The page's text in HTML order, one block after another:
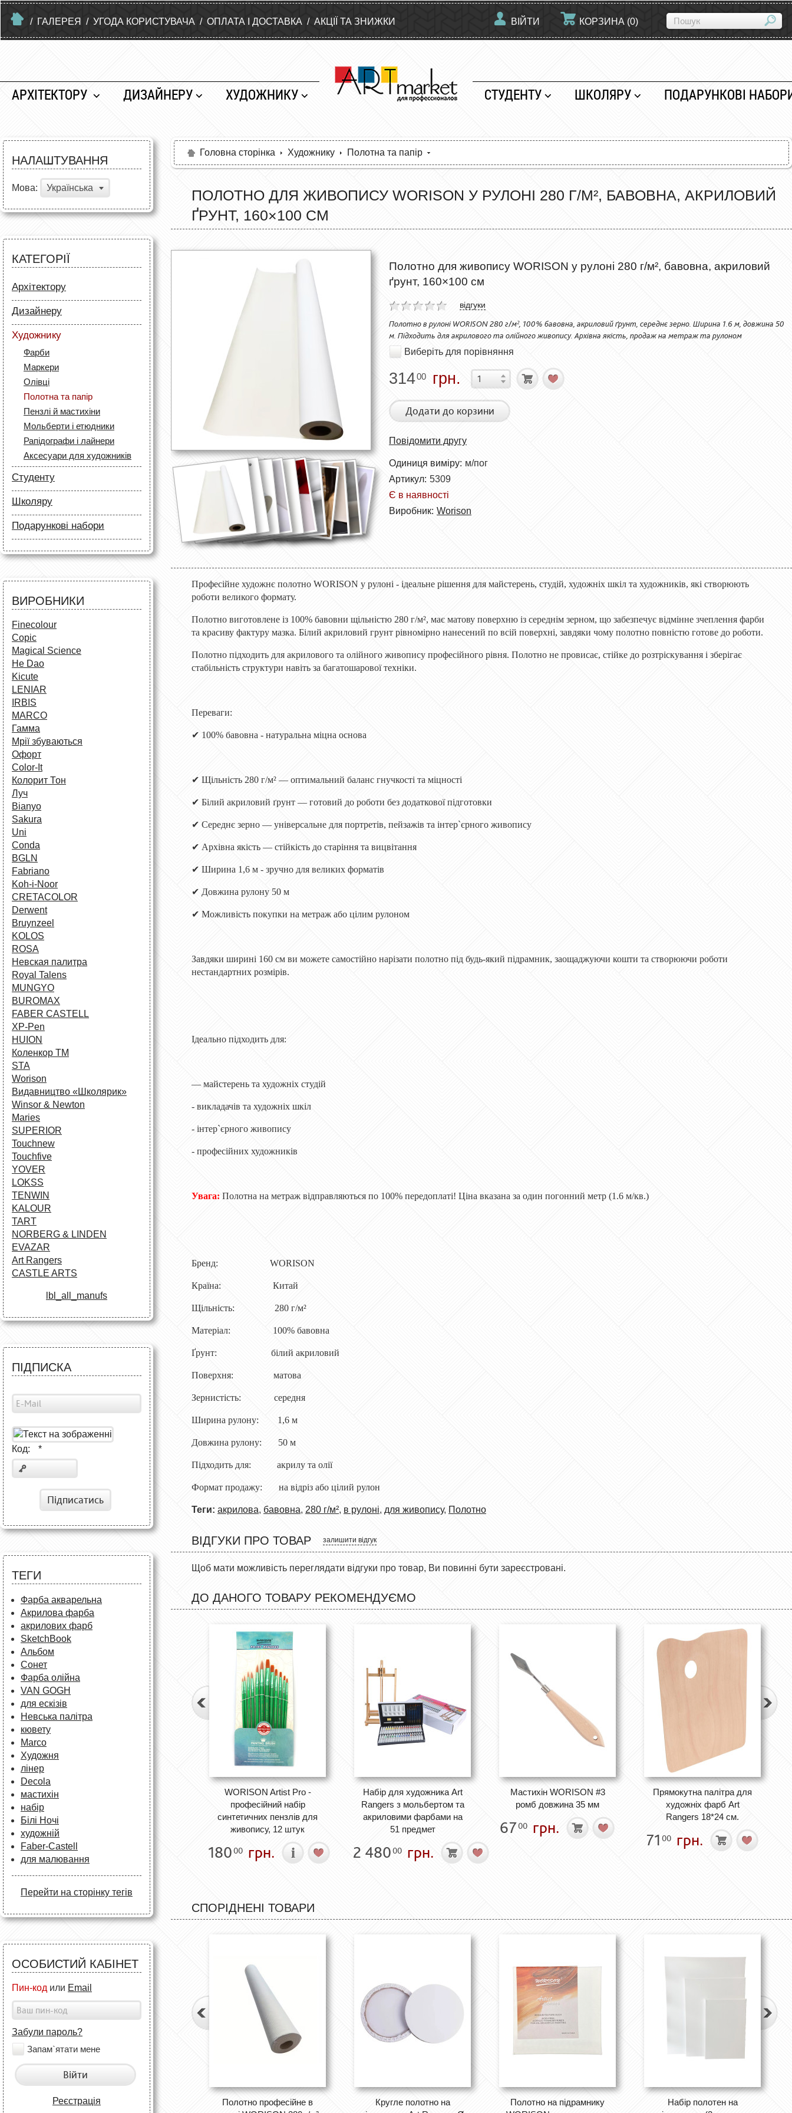
/ ГАЛЕРЕЯ / УГОДА КОРИСТУВАЧА / ОПЛАТА І ДОСТАВКА / АКЦІЇ ТА ЗНИЖКИ ВІЙТИ КОРЗИНА (0)
АРХІТЕКТОРУ ДИЗАЙНЕРУ ХУДОЖНИКУ СТУДЕНТУ ШКОЛЯРУ ПОДАРУНКОВІ
НАЛАШТУВАННЯ
Мова: Українська
КАТЕГОРІЇ
Архітектору
Папір
Лайнери
Маркери
Олівці
Аксесуари для архітекторів
Дизайнеру
Папір
Олівці
Скетч маркери
Лайнери (рапідографи)
Аксесуари для дизайнерів
Художнику
Фарби
Маркери
Олівці
Полотна та папір
Пензлі й мастихіни
Мольберти і етюдники
Рапідографи і лайнери
Аксесуари для художників
Студенту
Папір
Лайнери
Маркери
Олівці
Все для креслення
Школяру
Папір
Маркери
Все для креслення
Все для творчості
Аксесуари для школярів
Подарункові набори
Олівці
Фарби та пензлі
ВИРОБНИКИ
Finecolour
Copic
Magical Science
He Dao
Kicute
LENIAR
IRBIS
MARCO
Гамма
Мрії збуваються
Офорт
Сolor-It
Колорит Тон
Луч
Bianyo
Sakura
Uni
Conda
BGLN
Fabriano
Koh-i-Noor
CRETACOLOR
Derwent
Bruynzeel
KOLOS
ROSA
Невская палитра
Royal Talens
MUNGYO
BUROMAX
FABER CASTELL
XP-Pen
HUION
Коленкор ТМ
STA
Worison
Видавництво «Школярик»
Winsor & Newton
Maries
SUPERIOR
Touchnew
Touchfive
YOVER
LOKSS
TENWIN
KALOUR
TART
NORBERG & LINDEN
EVAZAR
Art Rangers
CASTLE ARTS
lbl_all_manufs
ПІДПИСКА
Код: *
Підписатись
ТЕГИ
Фарба акварельна
Акрилова фарба
акрилових фарб
SketchBook
Альбом
Сонет
Фарба олійна
VAN GOGH
для ескізів
Невська палітра
кювету
Marco
Художня
лінер
Decola
мастихін
набір
Білі Ночі
художній
Faber-Castell
для малювання
Перейти на сторінку тегів
ОСОБИСТИЙ КАБІНЕТ
Пин-код или Email
Забули пароль?
Запам`ятати мене
Війти
Реєстрація
Головна сторінка Художнику Полотна та папір
ПОЛОТНО ДЛЯ ЖИВОПИСУ WORISON У РУЛОНІ 280 Г/М², БАВОВНА, АКРИЛОВИЙ
ҐРУНТ, 160×100 СМ
Полотно для живопису WORISON у рулоні 280 г/м², бавовна, акриловий
ґрунт, 160×100 см
відгуки
Полотно в рулоні WORISON 280 г/м², 100% бавовна, акриловий ґрунт, середнє зерно. Ширина 1.6 м, довжина 50
м. Підходить для акрилового та олійного живопису. Архівна якість, продаж на метраж та рулоном
Виберіть для порівняння
31400 грн.
Додати до корзини
Повідомити другу
Одиниця виміру: м/пог
Артикул: 5309
Є в наявності
Виробник: Worison
Професійне художнє полотно WORISON у рулоні - ідеальне рішення для майстерень, студій, художніх шкіл та художників, які створюють
роботи великого формату.
Полотно виготовлене із 100% бавовни щільністю 280 г/м², має матову поверхню із середнім зерном, що забезпечує відмінне зчеплення фарби
та красиву фактуру мазка. Білий акриловий грунт рівномірно нанесений по всій поверхні, завдяки чому полотно повністю готове до роботи.
Полотно підходить для акрилового та олійного живопису професійного рівня. Полотно не провисає, стійке до розтріскування і зберігає
стабільність структури навіть за багатошарової техніки.
Переваги:
✔ 100% бавовна - натуральна міцна основа
✔ Щільність 280 г/м² — оптимальний баланс гнучкості та міцності
✔ Білий акриловий ґрунт — готовий до роботи без додаткової підготовки
✔ Середнє зерно — універсальне для портретів, пейзажів та інтер`єрного живопису
✔ Архівна якість — стійкість до старіння та вицвітання
✔ Ширина 1,6 м - зручно для великих форматів
✔ Довжина рулону 50 м
✔ Можливість покупки на метраж або цілим рулоном
Завдяки ширині 160 см ви можете самостійно нарізати полотно під будь-який підрамник, заощаджуючи кошти та створюючи роботи
нестандартних розмірів.
Ідеально підходить для:
— майстерень та художніх студій
- викладачів та художніх шкіл
- інтер`єрного живопису
- професійних художників
Увага: Полотна на метраж відправляються по 100% передоплаті! Ціна вказана за один погонний метр (1.6 м/кв.)
Бренд: WORISON
Країна: Китай
Щільність: 280 г/м²
Матеріал: 100% бавовна
Ґрунт: білий акриловий
Поверхня: матова
Зернистість: середня
Ширина рулону: 1,6 м
Довжина рулону: 50 м
Підходить для: акрилу та олії
Формат продажу: на відріз або цілий рулон
Теги: акрилова, бавовна, 280 г/м², в рулоні, для живопису, Полотно
ВІДГУКИ ПРО ТОВАР залишити відгук
Щоб мати можливість переглядати відгуки про товар, Ви повинні бути зареєстровані.
ДО ДАНОГО ТОВАРУ РЕКОМЕНДУЄМО
WORISON Artist Pro -
професійний набір
синтетичних пензлів для
живопису, 12 штук
18000 грн.
Набір для художника Art
Rangers з мольбертом та
акриловими фарбами на
51 предмет
2 48000 грн.
Мастихін WORISON #3
ромб довжина 35 мм
6700 грн.
Прямокутна палітра для
художніх фарб Art
Rangers 18*24 см.
71 00 грн.
СПОРІДНЕНІ ТОВАРИ
Полотно професійне в
Кругле полотно на
Полотно на підрамнику
Набір полотен на